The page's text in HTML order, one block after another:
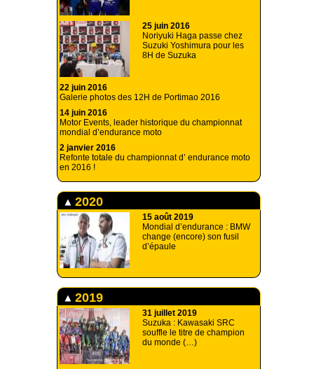
25 juin 2016
Noriyuki Haga passe chez
Suzuki Yoshimura pour les
8H de Suzuka
22 juin 2016
Galerie photos des 12H de Portimao 2016
14 juin 2016
Motor Events, leader historique du championnat
mondial d’endurance moto
2 janvier 2016
Refonte totale du championnat d’ endurance moto
en 2016 !
2020
15 août 2019
Mondial d’endurance : BMW
change (encore) son fusil
d’épaule
2019
31 juillet 2019
Suzuka : Kawasaki SRC
souffle le titre de champion
du monde (…)